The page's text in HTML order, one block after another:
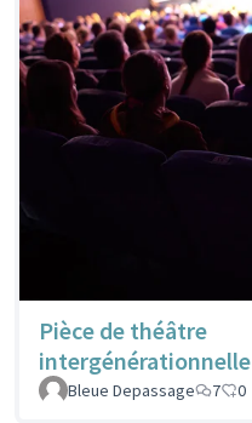
Pièce de théâtre
intergénérationnelle
Bleue Depassage
7 0